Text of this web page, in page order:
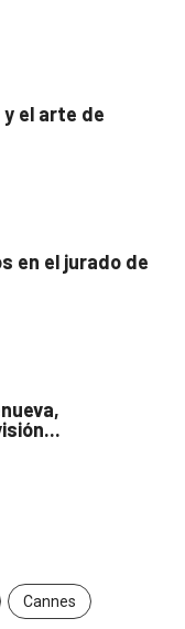
y el arte de
en el jurado de
Cannes